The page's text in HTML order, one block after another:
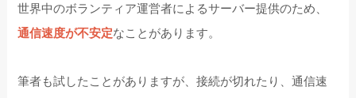
世界中のボランティア運営者によるサーバー提供のため、
通信速度が不安定なことがあります。
筆者も試したことがありますが、接続が切れたり、通信速